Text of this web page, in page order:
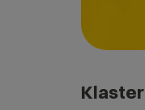
Klaster